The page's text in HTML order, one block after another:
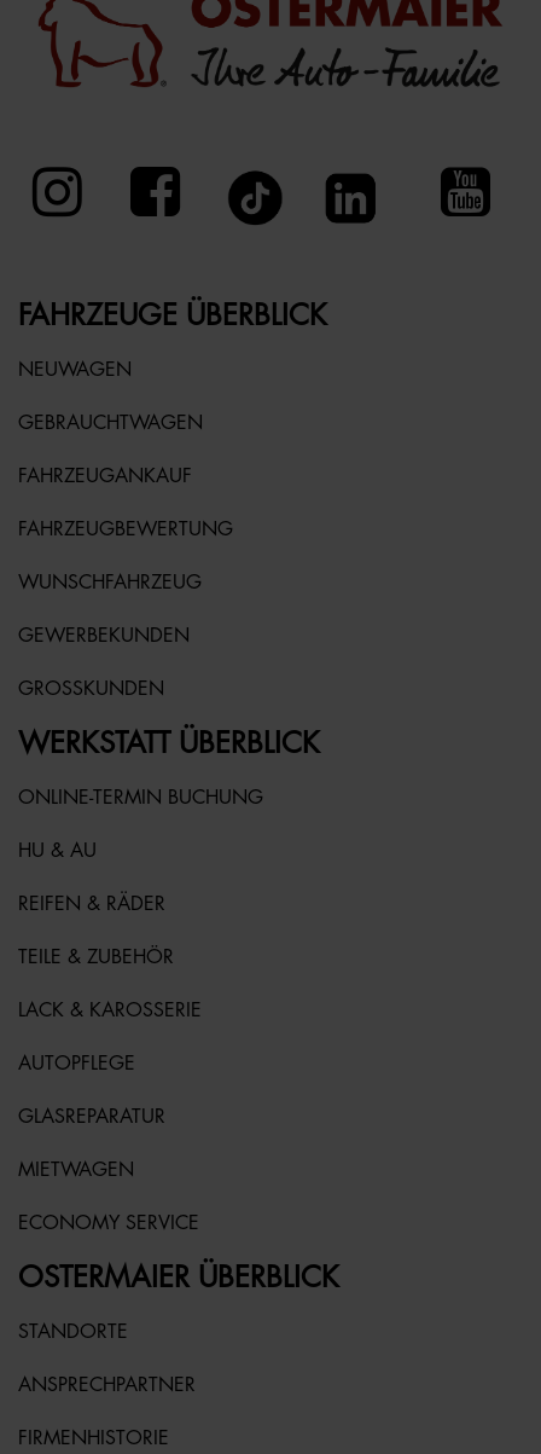
FAHRZEUGE ÜBERBLICK
NEUWAGEN
GEBRAUCHTWAGEN
FAHRZEUGANKAUF
FAHRZEUGBEWERTUNG
WUNSCHFAHRZEUG
GEWERBEKUNDEN
GROSSKUNDEN
WERKSTATT ÜBERBLICK
ONLINE-TERMIN BUCHUNG
HU & AU
REIFEN & RÄDER
TEILE & ZUBEHÖR
LACK & KAROSSERIE
AUTOPFLEGE
GLASREPARATUR
MIETWAGEN
ECONOMY SERVICE
OSTERMAIER ÜBERBLICK
STANDORTE
ANSPRECHPARTNER
FIRMENHISTORIE